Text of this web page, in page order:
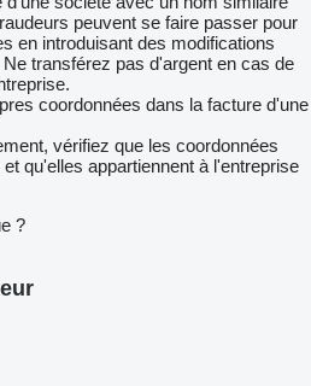
peuvent se faire passer pour
en introduisant des modifications
transférez pas d'argent en cas de
coordonnées dans la facture d'une
vérifiez que les coordonnées
qu'elles appartiennent à l'entreprise
?